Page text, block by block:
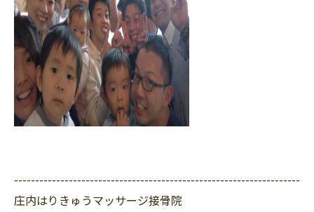
--------------------------------------------------------------------
庄内はりきゅうマッサージ接骨院